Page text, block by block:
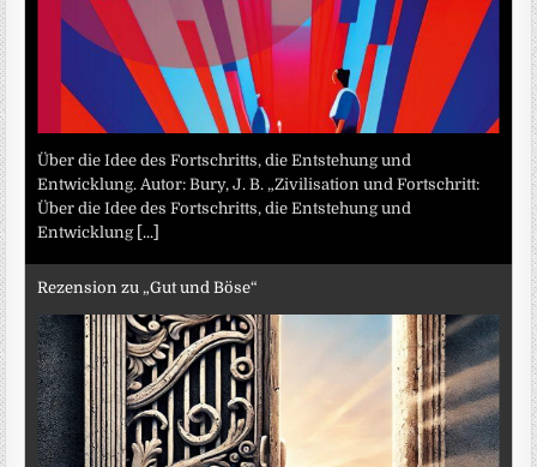
Über die Idee des Fortschritts, die Entstehung und
Entwicklung. Autor: Bury, J. B. „Zivilisation und Fortschritt:
Über die Idee des Fortschritts, die Entstehung und
Entwicklung [...]
Rezension zu „Gut und Böse“